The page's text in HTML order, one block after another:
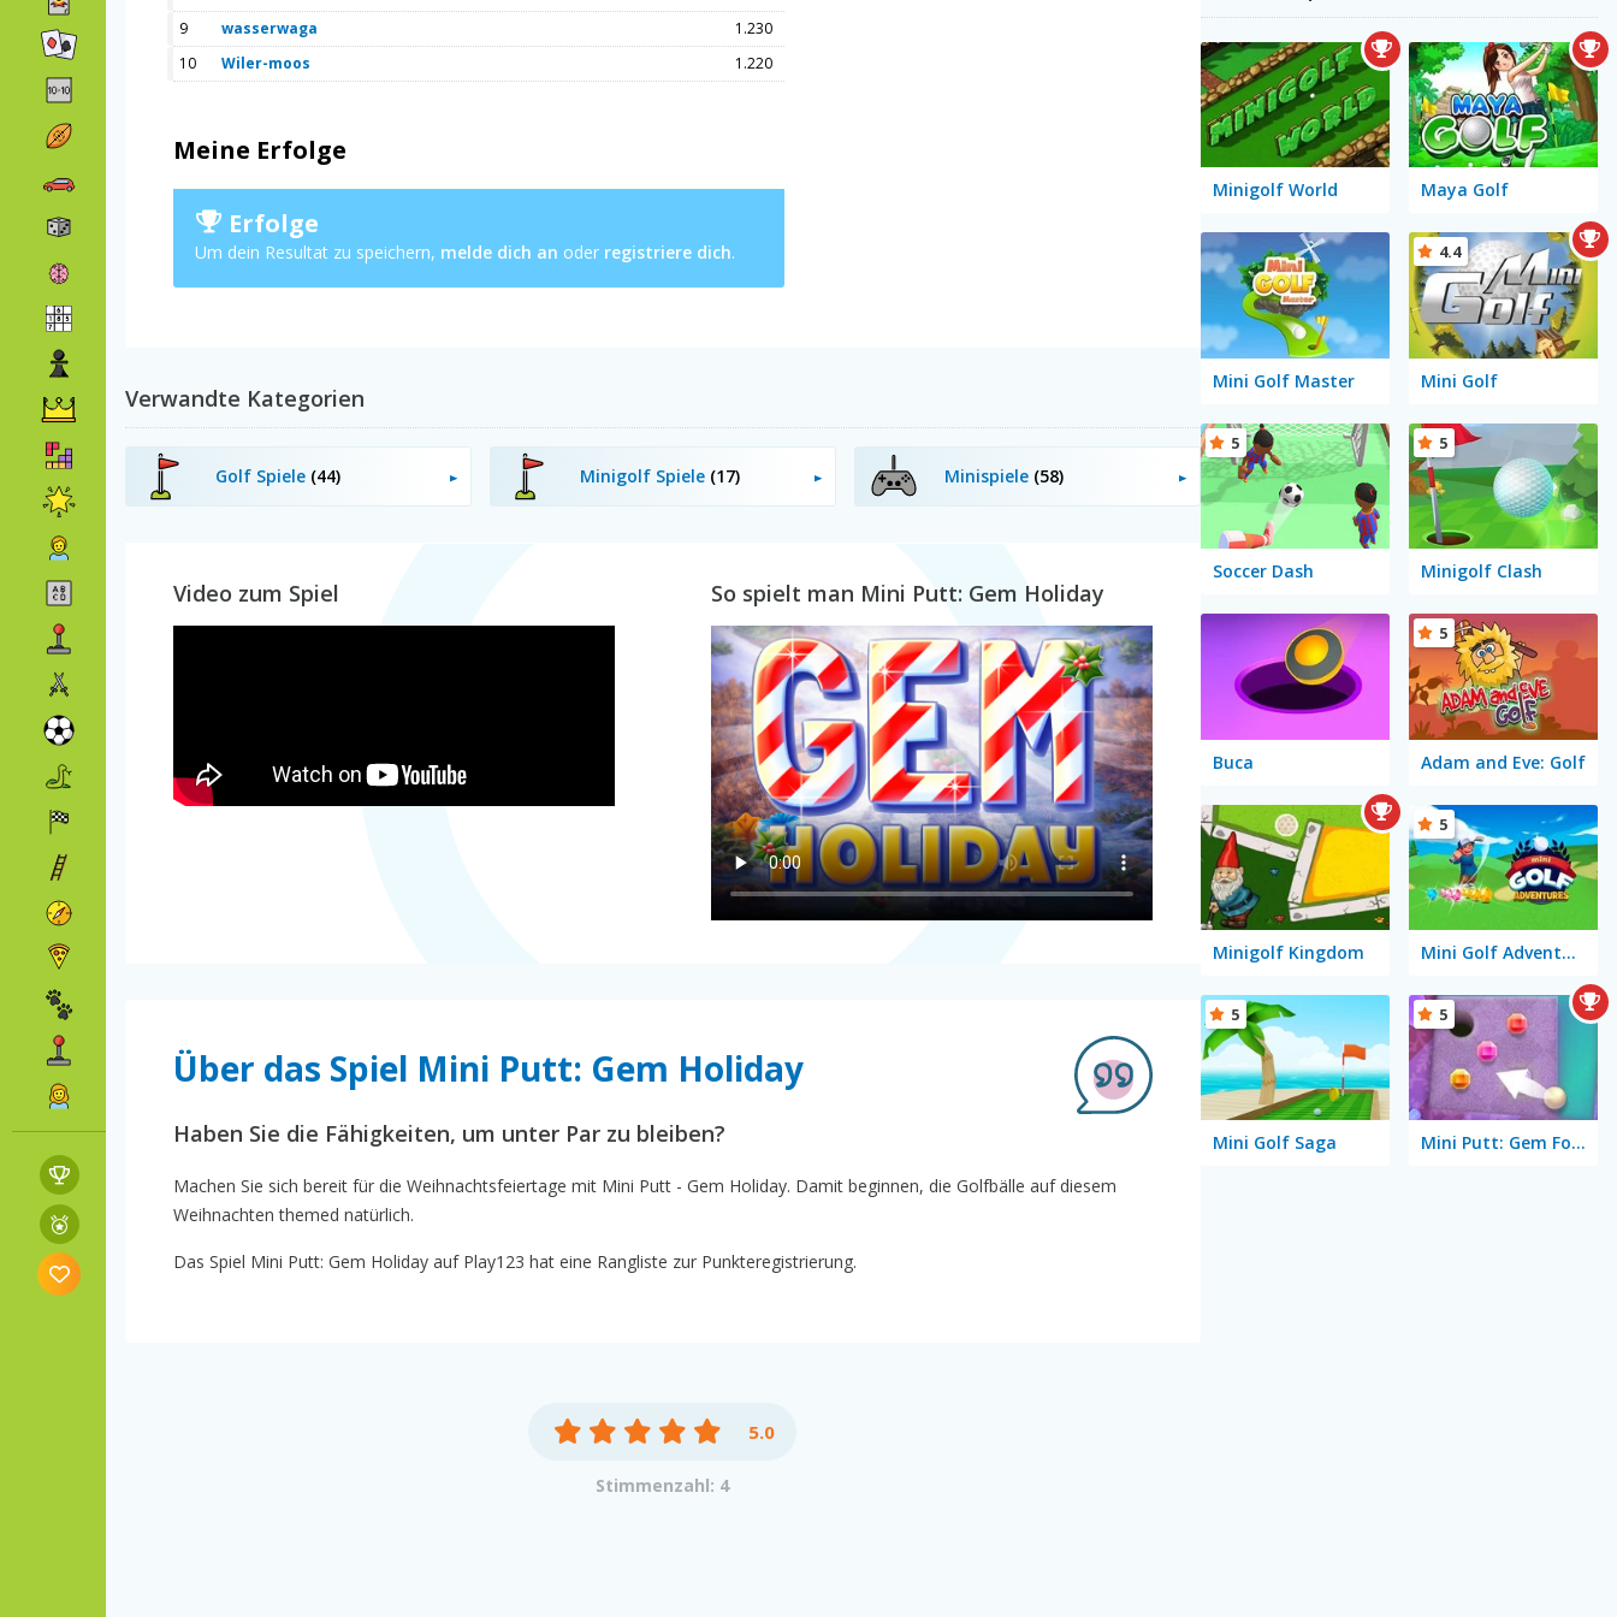
9
wasserwaga
1.230
10
Wiler-moos 1.220
Meine Erfolge
Erfolge
Um dein Resultat zu speichern, melde dich an oder registriere dich.
Verwandte Kategorien
Golf Spiele (44) Minigolf Spiele (17) Minispiele (58)
Video zum Spiel So spielt man Mini Putt: Gem Holiday
Über das Spiel Mini Putt: Gem Holiday
Haben Sie die Fähigkeiten, um unter Par zu bleiben?
Machen Sie sich bereit für die Weihnachtsfeiertage mit Mini Putt - Gem Holiday. Damit beginnen, die Golfbälle auf diesem
Weihnachten themed natürlich.
Das Spiel Mini Putt: Gem Holiday auf Play123 hat eine Rangliste zur Punkteregistrierung.
5.0
Stimmenzahl: 4
Minigolf World Maya Golf
Mini Golf Master Mini Golf
4.4
Soccer Dash
5
Minigolf Clash
5
Buca Adam and Eve: Golf
5
Minigolf Kingdom Mini Golf Adventures
5
Mini Golf Saga
5
Mini Putt: Gem Forest
5